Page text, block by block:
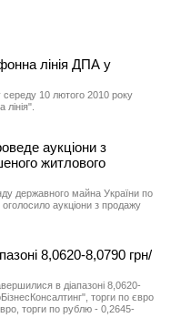
лінія ДПА у
середу 10 лютого 2010 року
аукціони з
житлового
державного майна України по
аукціони з продажу
8,0620-8,0790 грн/
в діапазоні 8,0620-
торги по євро
торги по рублю - 0,2645-